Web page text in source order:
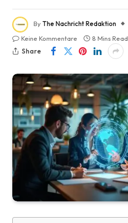
ByThe Nachricht Redaktion
Keine Kommentare
8 Mins Read
Share